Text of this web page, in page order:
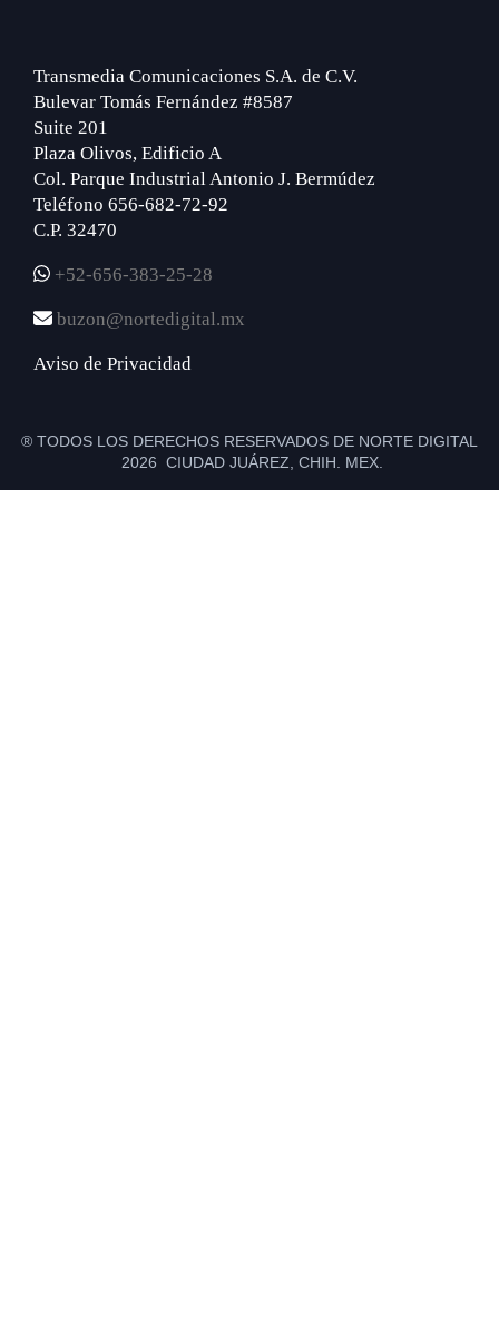
Transmedia Comunicaciones S.A. de C.V.
Bulevar Tomás Fernández #8587
Suite 201
Plaza Olivos, Edificio A
Col. Parque Industrial Antonio J. Bermúdez
Teléfono 656-682-72-92
C.P. 32470
+52-656-383-25-28
buzon@nortedigital.mx
Aviso de Privacidad
® TODOS LOS DERECHOS RESERVADOS DE NORTE DIGITAL
2026 CIUDAD JUÁREZ, CHIH. MEX.